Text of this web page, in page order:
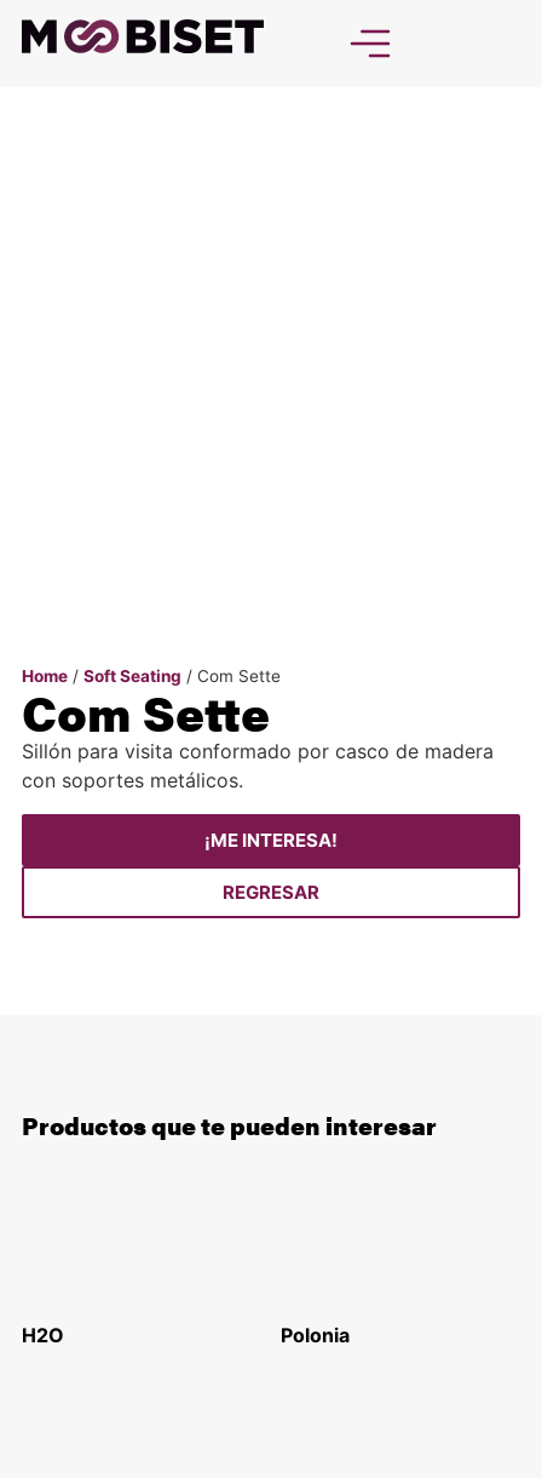
Home/ Soft Seating / Com Sette
Com Sette
Sillón para visita conformado por casco de madera
con soportes metálicos.
¡ME INTERESA!
REGRESAR
Productos que te pueden interesar
H2O Polonia